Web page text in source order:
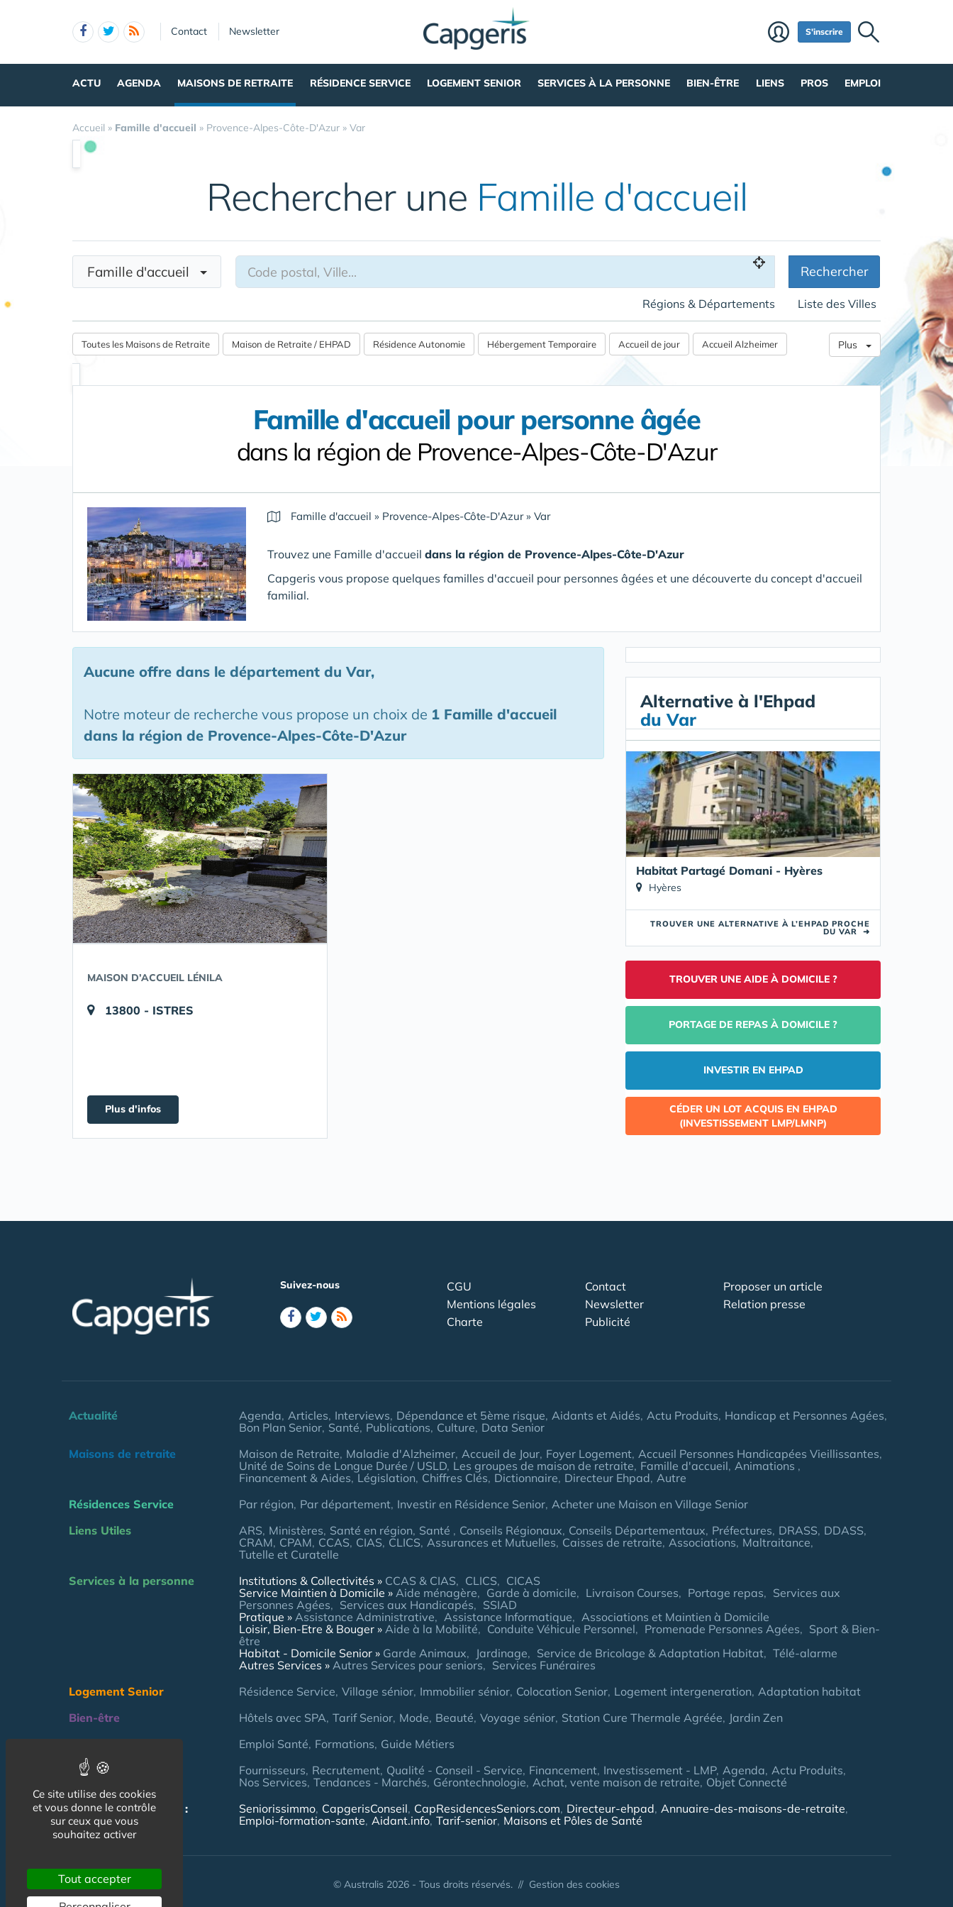
Contact Newsletter S'inscrire
ACTU AGENDA MAISONS DE RETRAITE RÉSIDENCE SERVICE LOGEMENT SENIOR SERVICES À LA PERSONNE BIEN-ÊTRE LIENS PROS EMPLOI
Accueil » Famille d'accueil » Provence-Alpes-Côte-D'Azur » Var
Rechercher une Famille d'accueil
Famille d'accueil Rechercher
Régions & Départements Liste des Villes
Toutes les Maisons de Retraite Maison de Retraite / EHPAD Résidence Autonomie Hébergement Temporaire Accueil de jour Accueil Alzheimer Plus
Famille d'accueil pour personne âgée
dans la région de Provence-Alpes-Côte-D'Azur
Famille d'accueil » Provence-Alpes-Côte-D'Azur» Var
Trouvez une Famille d'accueil dans la région de Provence-Alpes-Côte-D'Azur
Capgeris vous propose quelques familles d'accueil pour personnes âgées et une découverte du concept d'accueil
familial.
Aucune offre dans le département du Var,
Notre moteur de recherche vous propose un choix de 1 Famille d'accueil
dans la région de Provence-Alpes-Côte-D'Azur
MAISON D’ACCUEIL LÉNILA
13800 - ISTRES
Plus d'infos
Alternative à l'Ehpad
du Var
Habitat Partagé Domani - Hyères
Hyères
TROUVER UNE ALTERNATIVE À L’EHPAD PROCHE
DU VAR ➜
TROUVER UNE AIDE À DOMICILE ?
PORTAGE DE REPAS À DOMICILE ?
INVESTIR EN EHPAD
CÉDER UN LOT ACQUIS EN EHPAD
(INVESTISSEMENT LMP/LMNP)
Suivez-nous
CGU
Mentions légales
Charte
Contact
Newsletter
Publicité
Proposer un article
Relation presse
Actualité Agenda Articles Interviews Dépendance et 5ème risque Aidants et Aidés Actu Produits Handicap et Personnes Agées
Bon Plan Senior Santé Publications Culture Data Senior
Maisons de retraite
Maison de Retraite Maladie d'Alzheimer Accueil de Jour Foyer Logement Accueil Personnes Handicapées Vieillissantes
Unité de Soins de Longue Durée / USLD Les groupes de maison de retraite Famille d'accueil Animations
Financement & Aides Législation Chiffres Clés Dictionnaire Directeur Ehpad Autre
Résidences Service
Par région Par département Investir en Résidence Senior Acheter une Maison en Village Senior
Liens Utiles
ARS Ministères Santé en région Santé Conseils Régionaux Conseils Départementaux Préfectures DRASS DDASS
CRAM CPAM CCAS CIAS CLICS Assurances et Mutuelles Caisses de retraite Associations Maltraitance
Tutelle et Curatelle
Services à la personne
Institutions & Collectivités CCAS & CIAS CLICS
CICAS
Service Maintien à Domicile
Aide ménagère Garde à domicile Livraison Courses Portage repas
Services aux
Personnes Agées
Services aux Handicapés
SSIAD
Pratique
Assistance Administrative Assistance Informatique
Associations et Maintien à Domicile
Loisir, Bien-Etre & Bouger
Aide à la Mobilité Conduite Véhicule Personnel Promenade Personnes Agées
Sport & Bien-
être
Habitat - Domicile Senior
Garde Animaux Jardinage Service de Bricolage & Adaptation Habitat
Télé-alarme
Autres Services
Autres Services pour seniors
Services Funéraires
Logement Senior
Résidence Service Village sénior Immobilier sénior Colocation Senior Logement intergeneration Adaptation habitat
Bien-être
Hôtels avec SPA Tarif Senior Mode Beauté Voyage sénior Station Cure Thermale Agréée Jardin Zen
Emploi Santé Formations Guide Métiers
Professionnels
Fournisseurs Recrutement Qualité - Conseil - Service Financement Investissement - LMP Agenda Actu Produits
Nos Services Tendances - Marchés Gérontechnologie Achat, vente maison de retraite Objet Connecté
NOS AUTRES SITES :
Seniorissimmo CapgerisConseil CapResidencesSeniors.com Directeur-ehpad Annuaire-des-maisons-de-retraite
Emploi-formation-sante Aidant.info Tarif-senior Maisons et Pôles de Santé
© Australis 2026 - Tous droits réservés. // Gestion des cookies
Ce site utilise des cookies
et vous donne le contrôle
sur ceux que vous
souhaitez activer
Tout accepter